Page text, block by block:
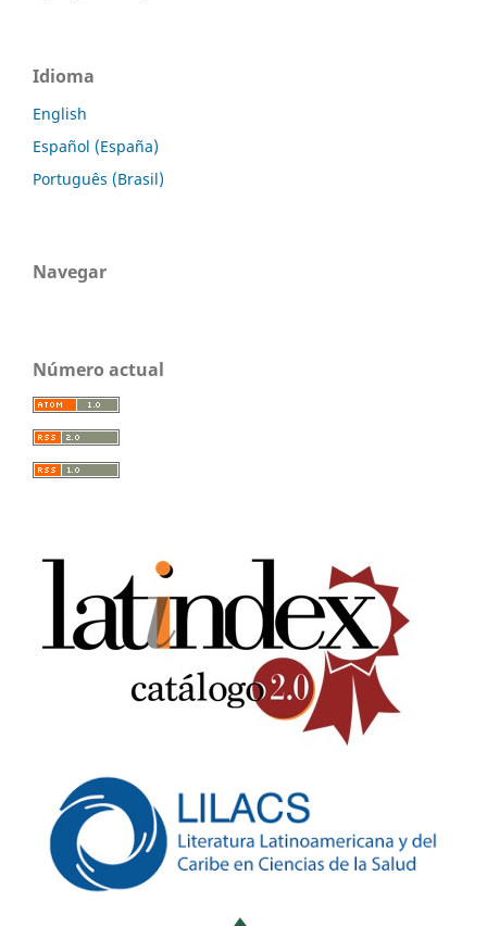
Idioma
English
Español (España)
Português (Brasil)
Navegar
Número actual